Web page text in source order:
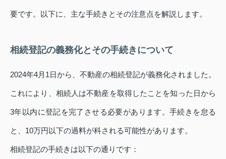
要です。以下に、主な手続きとその注意点を解説します。
相続登記の義務化とその手続きについて
2024年4月1日から、不動産の相続登記が義務化されました。
これにより、相続人は不動産を取得したことを知った日から
3年以内に登記を完了させる必要があります。手続きを怠る
と、10万円以下の過料が科される可能性があります。
相続登記の手続きは以下の通りです：